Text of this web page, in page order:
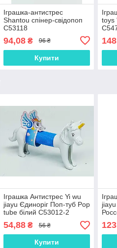
Іграшка-антистрес
Shantou спінер-свідопоп
C53118
94,08₴ 96 ₴
Купити
toys
Іграшка Антистрес Yi wu
jiayu Єдиноріг Поп-туб Pop
tube білий C53012-2
54,88₴ 56 ₴
Купити